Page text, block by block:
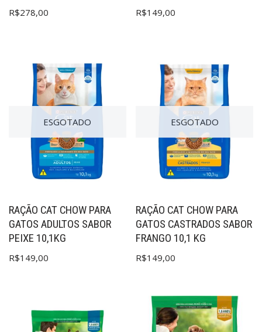
R$278,00 R$149,00
ESGOTADO
RAÇÃO CAT CHOW PARA
GATOS ADULTOS SABOR
PEIXE 10,1KG
R$149,00
ESGOTADO
RAÇÃO CAT CHOW PARA
GATOS CASTRADOS SABOR
FRANGO 10,1 KG
R$149,00